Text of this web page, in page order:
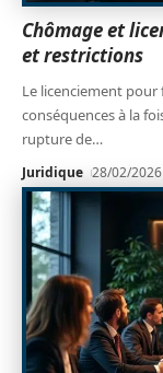
Chômage et
et restrictions
Le licenciement
conséquences à la
rupture de…
Juridique 28/02/2026